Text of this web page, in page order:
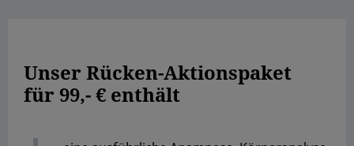
Unser Rücken-Aktionspaket
für 99,- € enthält